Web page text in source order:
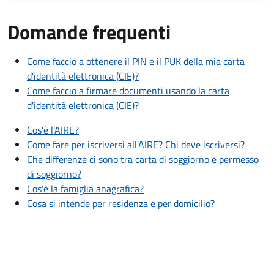
Domande frequenti
Come faccio a ottenere il PIN e il PUK della mia carta
d'identità elettronica (CIE)?
Come faccio a firmare documenti usando la carta
d'identità elettronica (CIE)?
Cos'è l'AIRE?
Come fare per iscriversi all'AIRE? Chi deve iscriversi?
Che differenze ci sono tra carta di soggiorno e permesso
di soggiorno?
Cos'è la famiglia anagrafica?
Cosa si intende per residenza e per domicilio?